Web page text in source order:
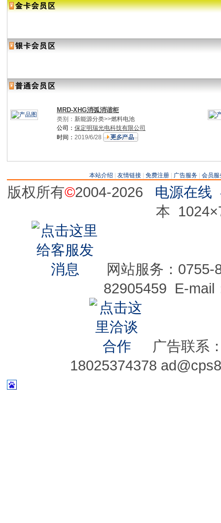
MRD-XHG消弧消谐柜
类别： 新能源分类>>燃料电池
公司： 保定明瑞光电科技有限公司
时间： 2019/6/28
本站介绍 友情链接 免费注册 广告服务 会员服
版权所有©2004-2026 电源在线
本
网站服务：0755-
82905459 E-mail
广告联系
18025374378